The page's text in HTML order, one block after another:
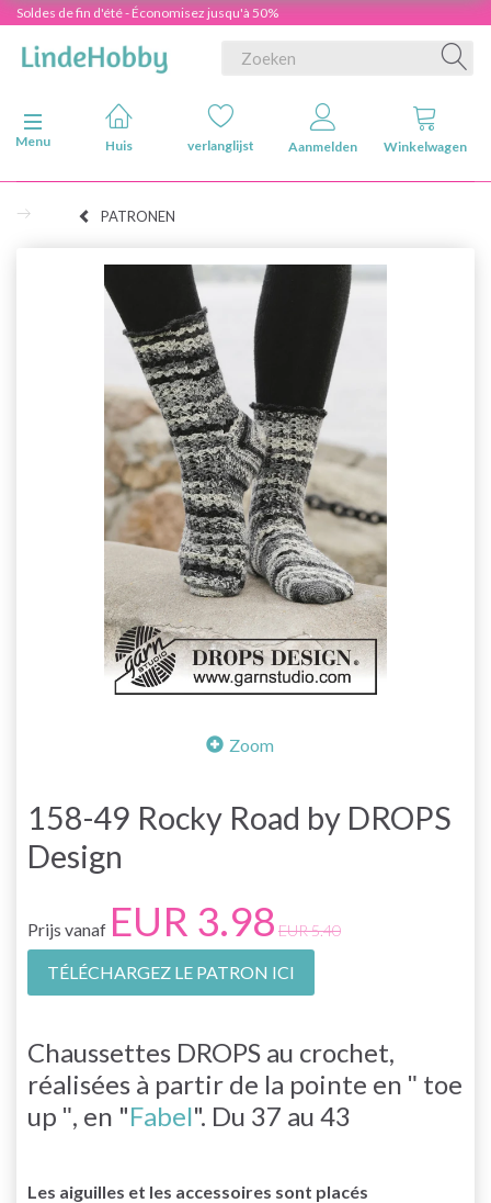
Soldes de fin d'été - Économisez jusqu'à 50%
Navigatie in-/uitschakelen
Menu
Huis verlanglijst Aanmelden Winkelwagen
PATRONEN
Zoom
158-49 Rocky Road by DROPS
Design
Prijs vanaf EUR 3.98 EUR 5.40
TÉLÉCHARGEZ LE PATRON ICI
Chaussettes DROPS au crochet,
réalisées à partir de la pointe en ʺ toe
up ʺ, en "Fabel". Du 37 au 43
Les aiguilles et les accessoires sont placés